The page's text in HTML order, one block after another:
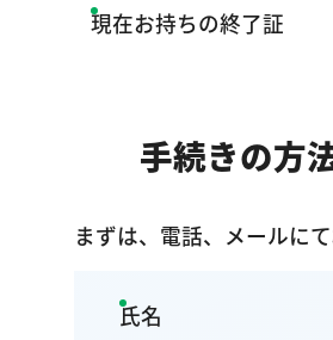
現在お持ちの終了証
手続きの方
まずは、電話、メールに
氏名